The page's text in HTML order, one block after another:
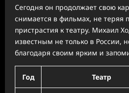
Сегодня он продолжает свою
снимается в фильмах, не теряя
пристрастия к театру. Михаил
известным не только в России,
благодаря своим ярким и
Год Театр